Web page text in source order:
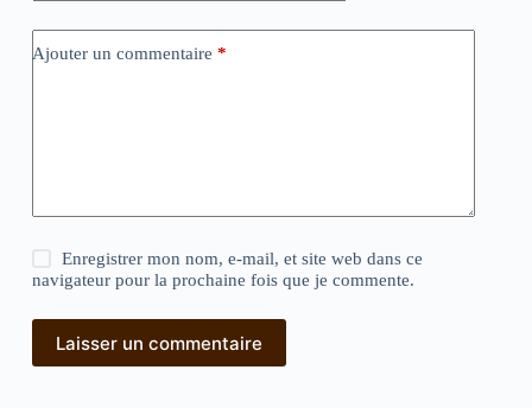
Ajouter un commentaire *
Enregistrer mon nom, e-mail, et site web dans ce
navigateur pour la prochaine fois que je commente.
Laisser un commentaire